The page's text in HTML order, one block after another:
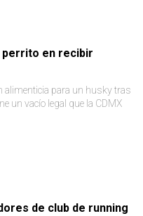
perrito en recibir
alimenticia para un husky tras
un vacío legal que la CDMX
de club de running